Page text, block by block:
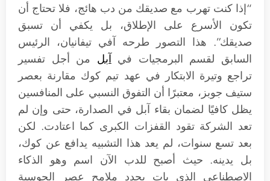
“إذا كنت تهرب مع صديقك من دب هائج، فلا تحتاج أن
تكون الأسرع على الإطلاق، بل يكفي أن تسبق
صديقك”. هذا التصور طرحه آفي تيفانيان، الرئيس
السابق لقسم البرمجيات فيآبل من أجل تفسير
تراجع وتيرة الابتكار في عهد تيم كوك مقارنة بعصر
ستيف جوبز، معتبرًا أن التفوق النسبي على المنافسين
يظل كافيًا لضمان بقاء آبل في الصدارة، حتى وإن لم
تعد الشركة تقود القفزات الكبرى كما اعتادت. لكن
بعد تسع سنوات، لم يعد هذا التشبيه يدافع عن كوك،
بل يدينه. حيث أصبح للدب الآن اسم وهو الذكاء
الاصطناعي الذي بات يحدد ملامح عصر الحوسبة